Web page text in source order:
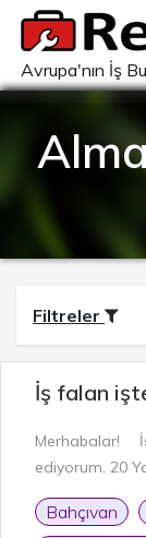
Avrupa'nın İş
Filtreler
İş falan
Merhabalar!
ediyorum. 20
Bahçıvan